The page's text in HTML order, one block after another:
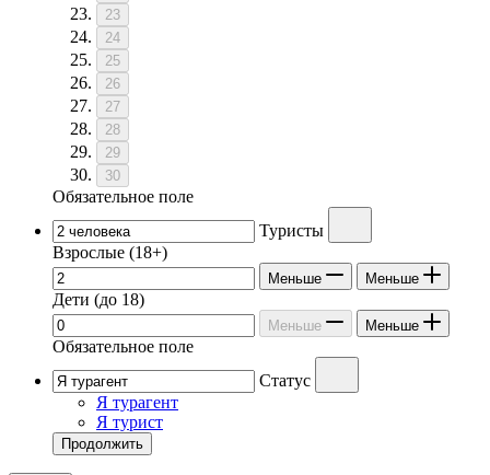
23
24
25
26
27
28
29
30
Обязательное поле
Туристы
Взрослые (18+)
Меньше Меньше
Дети (до 18)
Меньше Меньше
Обязательное поле
Статус
Я турагент
Я турист
Продолжить